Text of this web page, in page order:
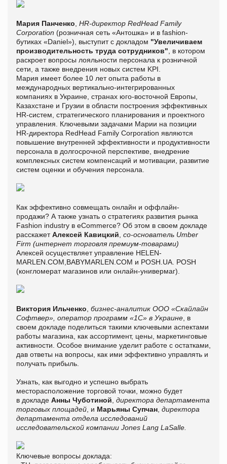
Мария Панченко HR-директор RedHead Family
Corporation (розничная сеть «Антошка» и в fashion-
бутиках «Daniel»), выступит с докладом "Увеличиваем
производительность труда сотрудников" , в котором
раскроет вопросы лояльности персонала к розничной
сети, а также внедрения новых систем KPI.
Мария имеет более 10 лет опыта работы в
международных вертикально-интегрированных
компаниях в Украине, странах юго-восточной Европы,
Казахстане и Грузии в области построения эффективных
HR-систем, стратегического планирования и проектного
управления. Ключевыми задачами Марии на позиции
HR-директора RedHead Family Corporation являются
повышение внутренней эффективности и продуктивности
персонала в долгосрочной перспективе, внедрение
комплексных систем компенсаций и мотивации, развитие
систем оценки и обучения персонала.
Как эффективно совмещать онлайн и оффлайн-
продажи? А также узнать о стратегиях развития рынка
Fashion industry в eCommerce? Об этом в своем докладе
расскажетАлексей Кавицкий со-основатель Umber
Firm (интернет торговля премиум-товарами)
Алексей осуществляет управление HELEN-
MARLEN.COM,BABYMARLEN.COM и POSH.UA. POSH
(конгломерат магазинов или онлайн-универмаг).
Виктория Ильченко бизнес-аналитик ООО «Скайлайн
Софтвер», оператор программ «1С» в Украине , в
своем докладе поделиться такими ключевыми аспектами
работы магазина, как ассортимент, цены, маркетинговые
активности. Особое внимание уделит работе с остатками,
дав ответы на вопросы, как ими эффективно управлять и
получать прибыль.
Узнать, как выгодно и успешно выбрать
месторасположение торговой точки, можно будет
в докладе Анны Чуботиной директора департамента
торговых площадей , и Марьяны Супчан директора
департамента отдела исследований
исследовательской компании Jones Lang LaSalle.
Ключевые вопросы доклада: